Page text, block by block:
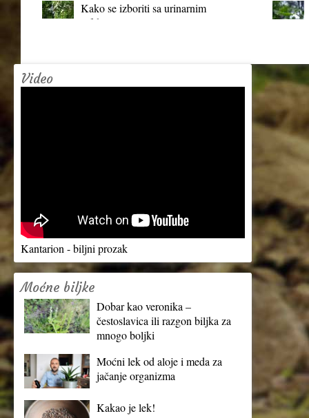
Kako se izboriti sa urinarnim
infekcijama?
Video
Kantarion - biljni prozak
Moćne biljke
Dobar kao veronika –
čestoslavica ili razgon biljka za
mnogo boljki
Moćni lek od aloje i meda za
jačanje organizma
Kakao je lek!